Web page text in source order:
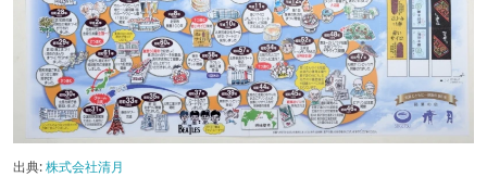
出典:株式会社清月